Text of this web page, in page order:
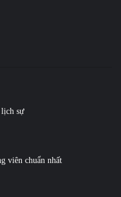
sự
viên chuẩn nhất